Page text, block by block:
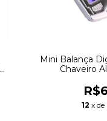
Mini Balança
Chaveiro
12 x de